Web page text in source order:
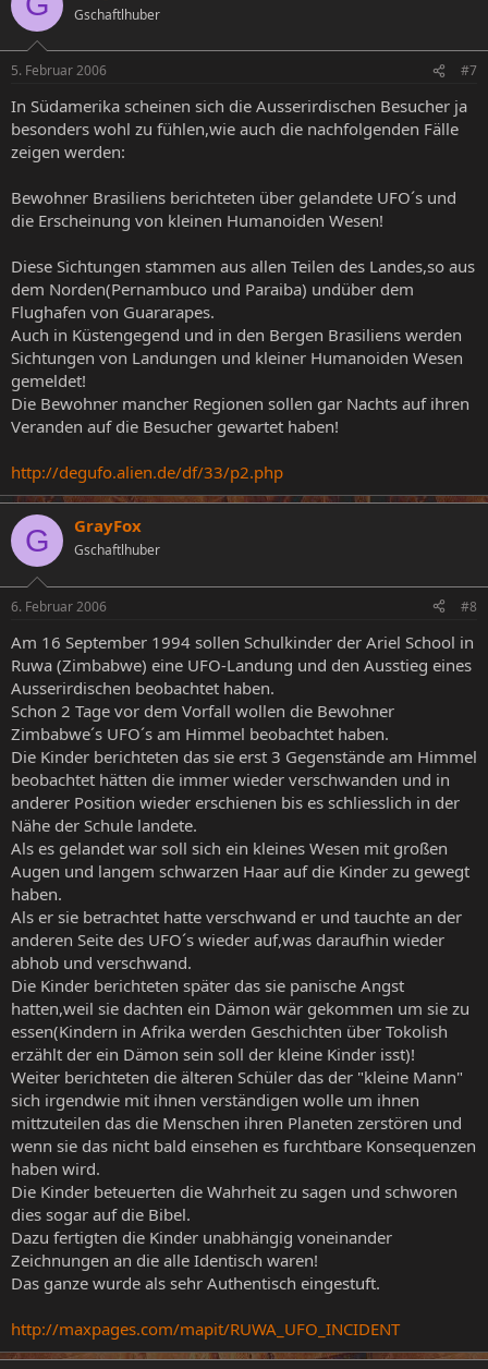
‚Schöpfung’ im UFO-Phänomen präsentiert. Vielleicht
ist es ja wirklich so, das UFOs Vehikel aus einer
nichts weiter als gentechnisch veränderte, ‚neue’
Gschaftlhuber
5. Februar 2006 #7
In Südamerika scheinen sich die Ausserirdischen Besucher ja
besonders wohl zu fühlen,wie auch die nachfolgenden Fälle
zeigen werden:
Bewohner Brasiliens berichteten über gelandete UFO´s und
die Erscheinung von kleinen Humanoiden Wesen!
Diese Sichtungen stammen aus allen Teilen des Landes,so aus
dem Norden(Pernambuco und Paraiba) undüber dem
Flughafen von Guararapes.
Auch in Küstengegend und in den Bergen Brasiliens werden
Sichtungen von Landungen und kleiner Humanoiden Wesen
gemeldet!
Die Bewohner mancher Regionen sollen gar Nachts auf ihren
Veranden auf die Besucher gewartet haben!
http://degufo.alien.de/df/33/p2.php
G GrayFox
Gschaftlhuber
6. Februar 2006 #8
Am 16 September 1994 sollen Schulkinder der Ariel School in
Ruwa (Zimbabwe) eine UFO-Landung und den Ausstieg eines
Ausserirdischen beobachtet haben.
Schon 2 Tage vor dem Vorfall wollen die Bewohner
Zimbabwe´s UFO´s am Himmel beobachtet haben.
Die Kinder berichteten das sie erst 3 Gegenstände am Himmel
beobachtet hätten die immer wieder verschwanden und in
anderer Position wieder erschienen bis es schliesslich in der
Nähe der Schule landete.
Als es gelandet war soll sich ein kleines Wesen mit großen
Augen und langem schwarzen Haar auf die Kinder zu gewegt
haben.
Als er sie betrachtet hatte verschwand er und tauchte an der
anderen Seite des UFO´s wieder auf,was daraufhin wieder
abhob und verschwand.
Die Kinder berichteten später das sie panische Angst
hatten,weil sie dachten ein Dämon wär gekommen um sie zu
essen(Kindern in Afrika werden Geschichten über Tokolish
erzählt der ein Dämon sein soll der kleine Kinder isst)!
Weiter berichteten die älteren Schüler das der "kleine Mann"
sich irgendwie mit ihnen verständigen wolle um ihnen
mittzuteilen das die Menschen ihren Planeten zerstören und
wenn sie das nicht bald einsehen es furchtbare Konsequenzen
haben wird.
Die Kinder beteuerten die Wahrheit zu sagen und schworen
dies sogar auf die Bibel.
Dazu fertigten die Kinder unabhängig voneinander
Zeichnungen an die alle Identisch waren!
Das ganze wurde als sehr Authentisch eingestuft.
http://maxpages.com/mapit/RUWA_UFO_INCIDENT